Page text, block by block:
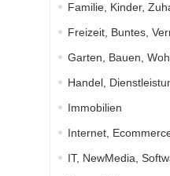
Familie, Kinder,
Freizeit, Buntes,
Garten, Bauen,
Handel,
Immobilien
Internet,
IT, NewMedia,